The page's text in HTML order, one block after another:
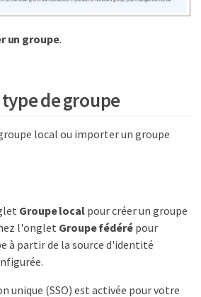
un groupe.
de groupe
local ou importer un groupe
Groupe local pour créer un groupe
l'onglet Groupe fédérépour
à partir de la source d'identité
unique (SSO) est activée pour votre